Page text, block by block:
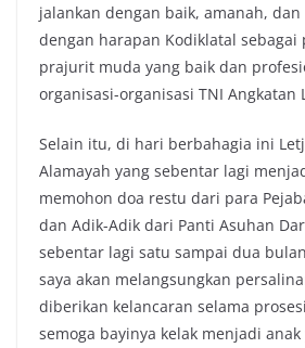
jalankan dengan baik, amanah,
dengan harapan Kodiklatal
prajurit muda yang baik dan
organisasi-organisasi TNI Angkatan
Selain itu, di hari berbahagia ini
Alamayah yang sebentar lagi
memohon doa restu dari para
dan Adik-Adik dari Panti Asuhan
sebentar lagi satu sampai dua
saya akan melangsungkan
diberikan kelancaran selama
semoga bayinya kelak menjadi